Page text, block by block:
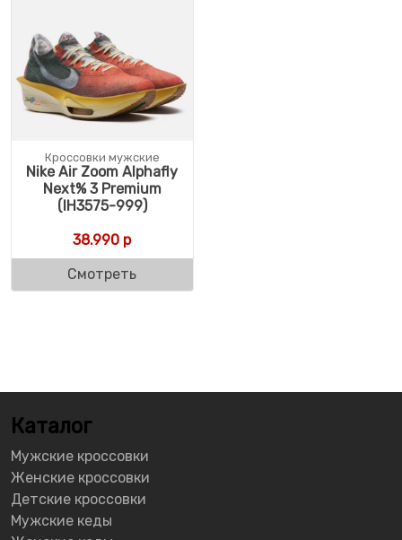
Кроссовки мужские
Nike Air Zoom Alphafly
Next% 3 Premium
(IH3575-999)
38.990 р
Смотреть
Каталог
Мужские кроссовки
Женские кроссовки
Детские кроссовки
Мужские кеды